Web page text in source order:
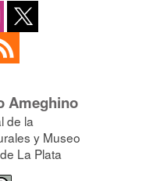
Ameghino
de la
y Museo
La Plata